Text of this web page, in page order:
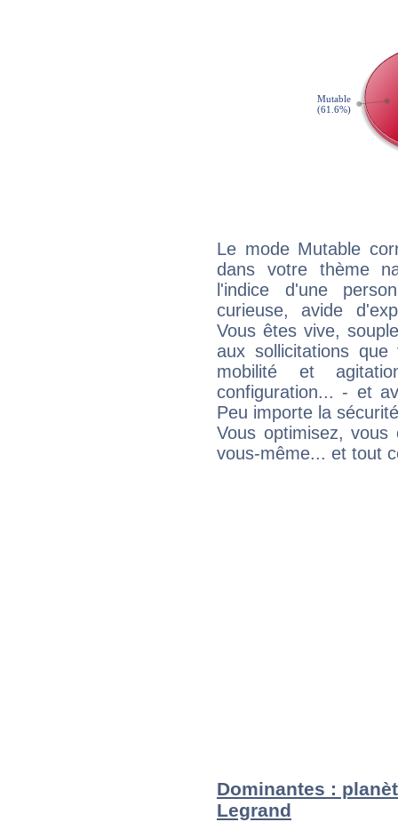
Le mode Mutable
dans votre thème
l'indice d'une
curieuse, avide
Vous êtes vive,
aux sollicitations
mobilité et
configuration... - et
Peu importe la
Vous optimisez, vous
vous-même... et tout
Dominantes :
Legrand